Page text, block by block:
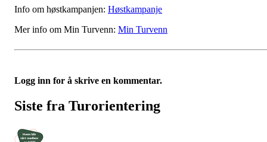
Info om høstkampanjen: Høstkampanje
Mer info om Min Turvenn: Min Turvenn
Logg inn for å skrive en kommentar.
Siste fra Turorientering